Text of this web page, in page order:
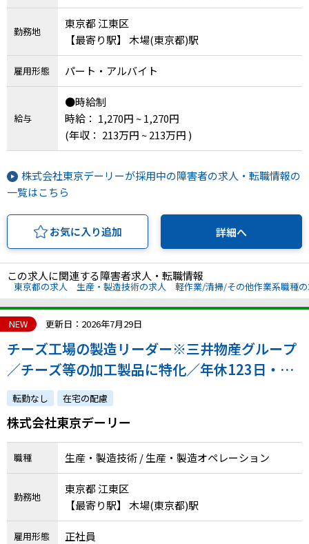
勤務地
東京都 江東区
【最寄り駅】 木場(東京都)駅
雇用形態 パート・アルバイト
給与
●時給制
時給： 1,270円 ~ 1,270円
(年収： 213万円 ~ 213万円 )
株式会社東京デーリーが採用中の障害者の求人・転職情報の
一覧はこちら
お気に入り追加 詳細へ
この求人に関連する障害者求人・転職情報
東京都の求人 生産・製造技術の求人 軽作業/清掃/その他作業系職種
NEW 更新日：2026年7月29日
チーズ工場の製造リーダー※三井物産グループ
／チーズ等の加工製品に特化／年休123日・夜
勤なし
転勤なし 在宅の配慮
株式会社東京デーリー
職種 生産・製造技術 / 生産・製造オペレーション
勤務地
東京都 江東区
【最寄り駅】 木場(東京都)駅
雇用形態 正社員